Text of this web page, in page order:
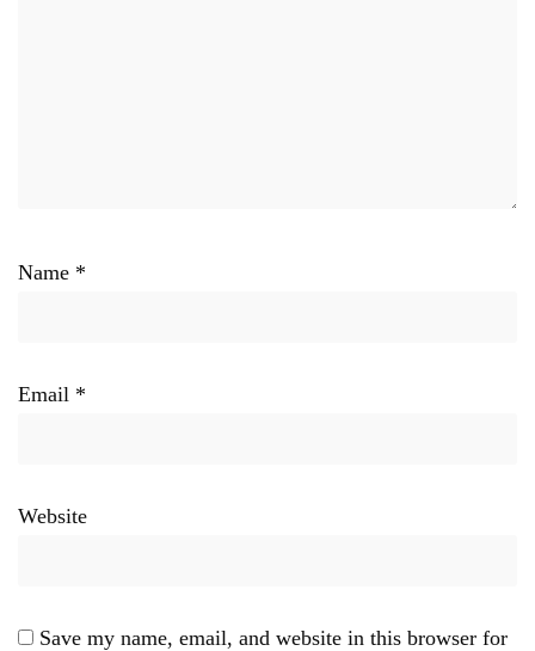
Name *
Email *
Website
Save my name, email, and website in this browser for